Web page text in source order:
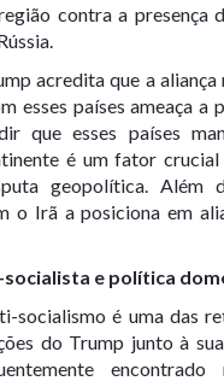
contra a presença
acredita que a
esses países ameaça a
que esses países
é um fator crucial
geopolítica. Além
o Irã a posiciona em
e política
socialismo é uma das
do Trump junto à
encontrado